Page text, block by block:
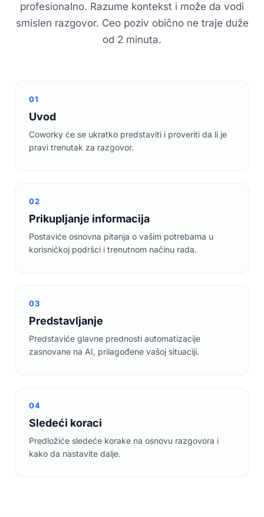
profesionalno. Razume kontekst i može da vodi
smislen razgovor. Ceo poziv obično ne traje duže
od 2 minuta.
01
Uvod
Coworky će se ukratko predstaviti i proveriti da li je
pravi trenutak za razgovor.
02
Prikupljanje informacija
Postaviće osnovna pitanja o vašim potrebama u
korisničkoj podršci i trenutnom načinu rada.
03
Predstavljanje
Predstaviće glavne prednosti automatizacije
zasnovane na AI, prilagođene vašoj situaciji.
04
Sledeći koraci
Predložiće sledeće korake na osnovu razgovora i
kako da nastavite dalje.